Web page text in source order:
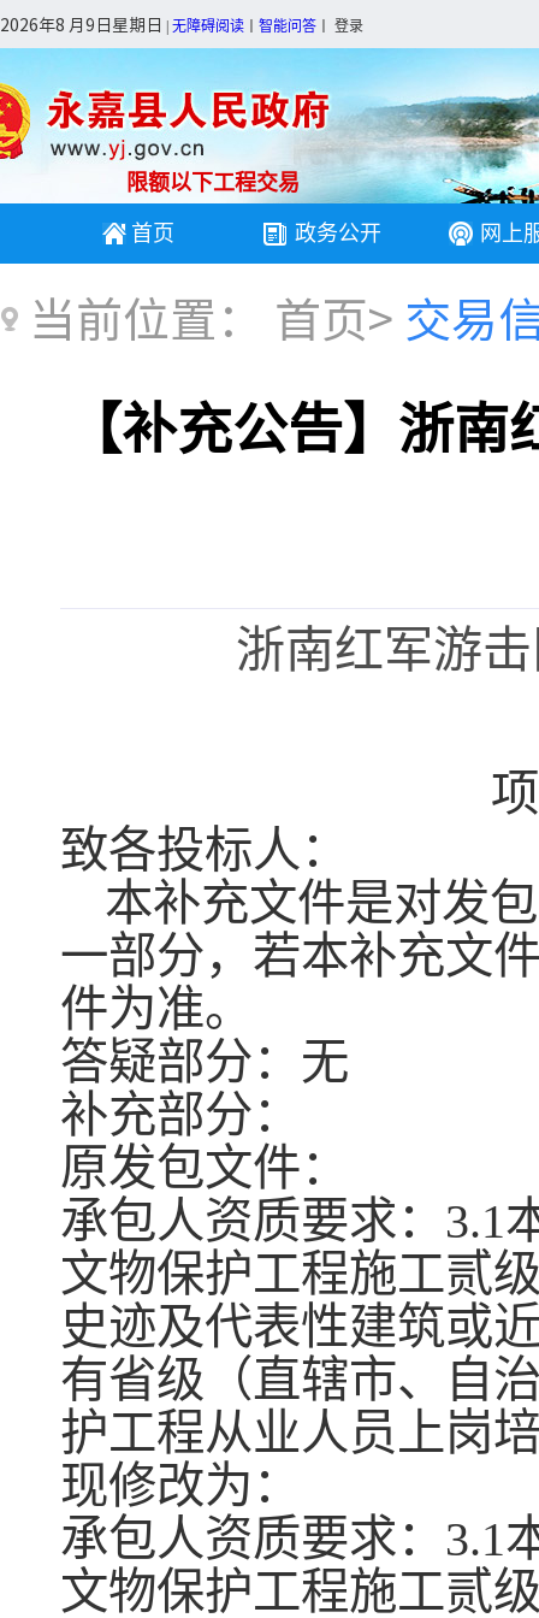
2026年8 月9日星期日 无障碍阅读 智能问答 登录
限额以下工程交易
首页 政务公开 网上
当前位置： 首页> 交易
【补充公告】浙
浙南红军游
致各投标人：
本补充文件是对发
一部分，若本补充文
件为准。
答疑部分：无
补充部分：
原发包文件：
承包人资质要求： 3.1
文物保护工程施工贰
史迹及代表性建筑或
有省级（直辖市、自
护工程从业人员上岗
现修改为：
承包人资质要求： 3.1
文物保护工程施工贰